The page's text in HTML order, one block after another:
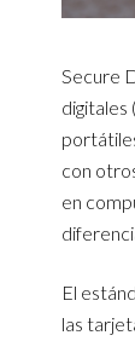
Secure
digitales
con
en
El
las